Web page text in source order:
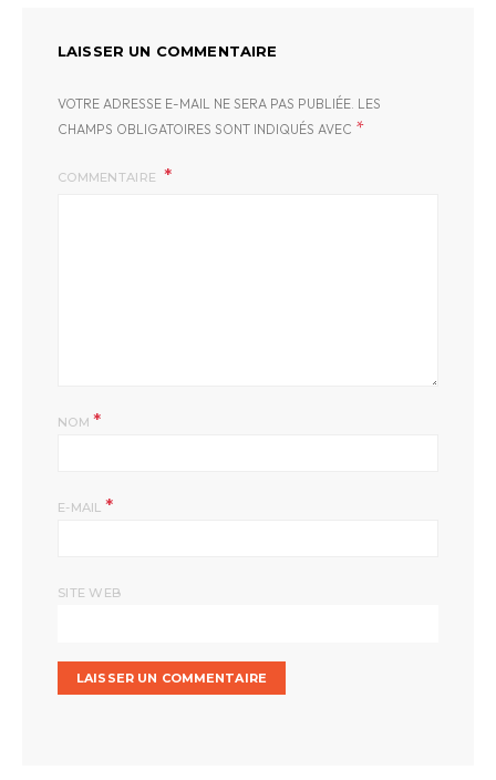
LAISSER UN COMMENTAIRE
VOTRE ADRESSE E-MAIL NE SERA PAS PUBLIÉE. LES
CHAMPS OBLIGATOIRES SONT INDIQUÉS AVEC *
COMMENTAIRE
NOM*
E-MAIL *
SITE WEB